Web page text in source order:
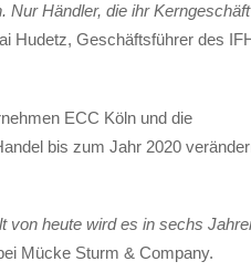
Händler, die ihr
Hudetz, Geschäftsführer des
ECC Köln und die
bis zum Jahr 2020
von heute wird es in sechs
Mücke Sturm & Company.